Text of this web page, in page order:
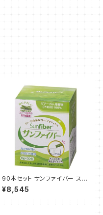
90本セット サンファイバー ステ
ィック 6g 90本 外箱折りたたみ
発送
¥8,545